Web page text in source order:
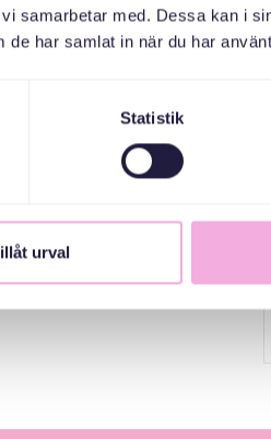
samarbetar med. Dessa kan i
har samlat in när du har
Statistik
urval